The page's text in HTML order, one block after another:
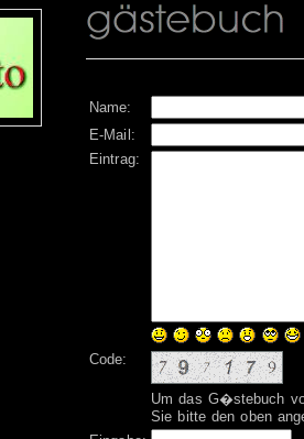
Name:
E-Mail:
Eintrag:
Code:
Um das G�stebuch
Sie bitte den oben